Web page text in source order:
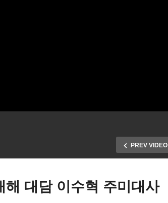
PREV VIDEO
대담 이수혁 주미대사